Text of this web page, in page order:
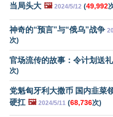
当局头大 🖼️ 2024/5/12 (49,992
神奇的“预言”与“俄乌”战争
次)
官场流传的故事：令计划送
次)
党魁匈牙利大撒币 国内韭菜
硬扛 🖼️ 2024/5/11 (68,736次)